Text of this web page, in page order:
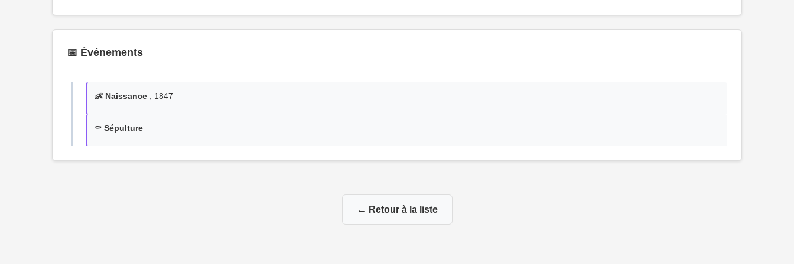
📅 Événements
👶 Naissance , 1847
⚰️ Sépulture
← Retour à la liste